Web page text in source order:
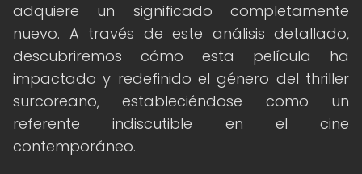
adquiere un significado completamente
nuevo. A través de este análisis detallado,
descubriremos cómo esta película ha
impactado y redefinido el género del thriller
surcoreano, estableciéndose como un
referente indiscutible en el cine
contemporáneo.